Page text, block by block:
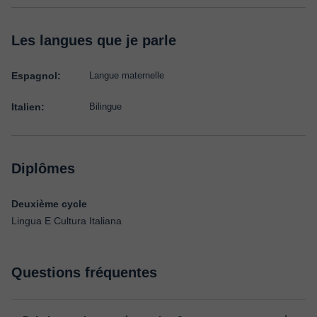
Les langues que je parle
Espagnol: Langue maternelle
Italien: Bilingue
Diplômes
Deuxième cycle
Lingua E Cultura Italiana
Questions fréquentes